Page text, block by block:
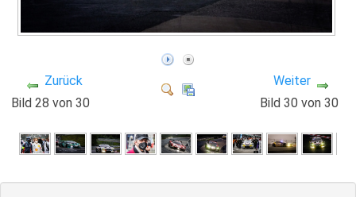
Zurück
Bild 28 von 30
Weiter
Bild 30 von 30